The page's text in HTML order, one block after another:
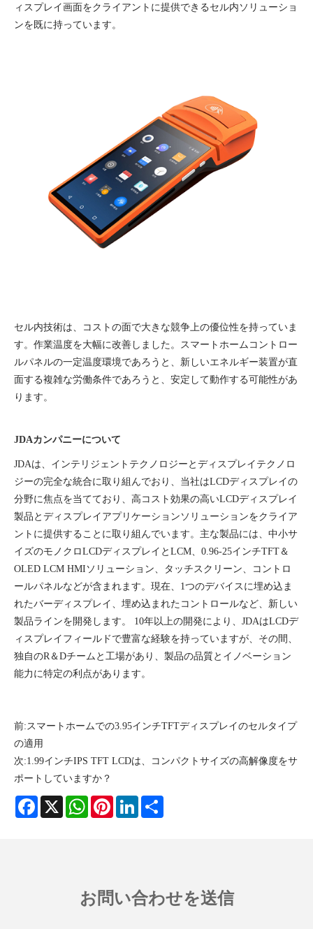
ィスプレイ画面をクライアントに提供できるセル内ソリューショ
ンを既に持っています。
セル内技術は、コストの面で大きな競争上の優位性を持っていま
す。作業温度を大幅に改善しました。スマートホームコントロー
ルパネルの一定温度環境であろうと、新しいエネルギー装置が直
面する複雑な労働条件であろうと、安定して動作する可能性があ
ります。
JDAカンパニーについて
JDAは、インテリジェントテクノロジーとディスプレイテクノロ
ジーの完全な統合に取り組んでおり、当社はLCDディスプレイの
分野に焦点を当てており、高コスト効果の高いLCDディスプレイ
製品とディスプレイアプリケーションソリューションをクライア
ントに提供することに取り組んでいます。主な製品には、中小サ
イズのモノクロLCDディスプレイとLCM、0.96-25インチTFT＆
OLED LCM HMIソリューション、タッチスクリーン、コントロ
ールパネルなどが含まれます。現在、1つのデバイスに埋め込ま
れたバーディスプレイ、埋め込まれたコントロールなど、新しい
製品ラインを開発します。 10年以上の開発により、JDAはLCDデ
ィスプレイフィールドで豊富な経験を持っていますが、その間、
独自のR＆Dチームと工場があり、製品の品質とイノベーション
能力に特定の利点があります。
前: スマートホームでの3.95インチTFTディスプレイのセルタイプ
の適用
次:1.99インチIPS TFT LCDは、コンパクトサイズの高解像度をサ
ポートしていますか？
Facebook
X WhatsAppPinterestLinkedIn
お問い合わせを送信